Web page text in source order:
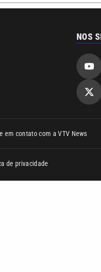
NOS
em contato com a VTV News
de privacidade